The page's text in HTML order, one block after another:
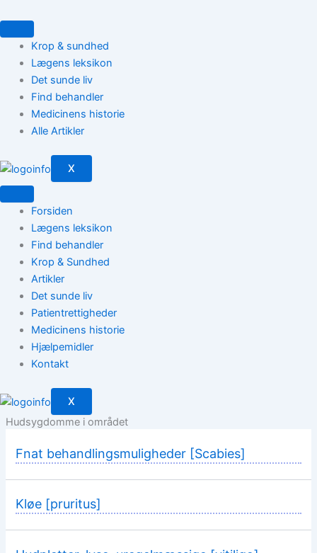
til
indholdetKrop & sundhed
Lægens leksikon
Det sunde liv
Find behandler
Medicinens historie
Alle Artikler
X
Forsiden
Lægens leksikon
Find behandler
Krop & Sundhed
Artikler
Det sunde liv
Patientrettigheder
Medicinens historie
Hjælpemidler
Kontakt
X
Hudsygdomme i området
Fnat behandlingsmuligheder [Scabies]
Kløe [pruritus]